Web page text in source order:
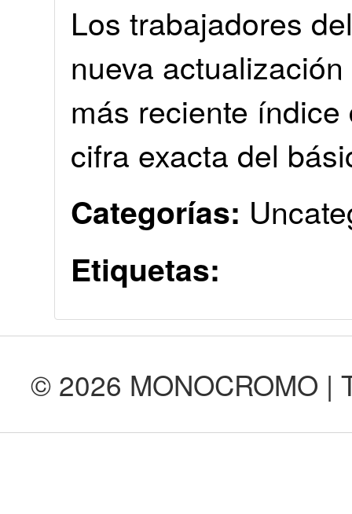
Los trabajadores
nueva
más reciente
cifra exacta del
Categorías:
Etiquetas:
© 2026 MONOCROMO |